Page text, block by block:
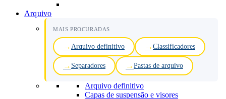
Arquivo
MAIS PROCURADAS
Arquivo definitivo Classificadores
Separadores Pastas de arquivo
Arquivo definitivo
Capas de suspensão e visores